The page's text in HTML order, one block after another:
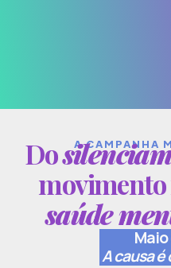
A CAMPANHA
Do
saúde
Maio
A causa é